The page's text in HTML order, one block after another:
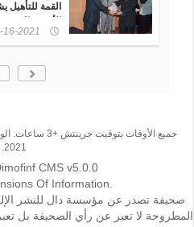
القمة
2021 00:28
جميع الأوقات بتوقيت جرينتش +3 ساعات. الوقت الآن هو
2021.
CMS v5.0.0
Of Information.
صحيفة تصدر عن مؤسسة دال للنشر
المطروحة لا تعبر عن رأي الصحيفة بل